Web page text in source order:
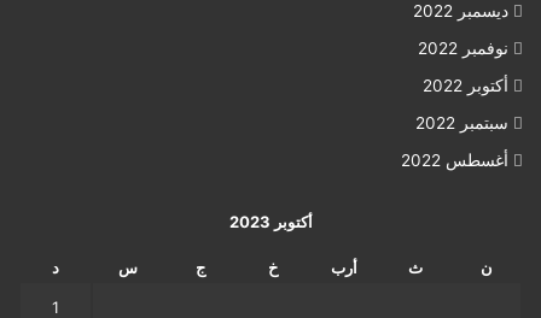
ديسمبر 2022
نوفمبر 2022
أكتوبر 2022
سبتمبر 2022
أغسطس 2022
أكتوبر 2023
ن ث أرب خ ج س د
1